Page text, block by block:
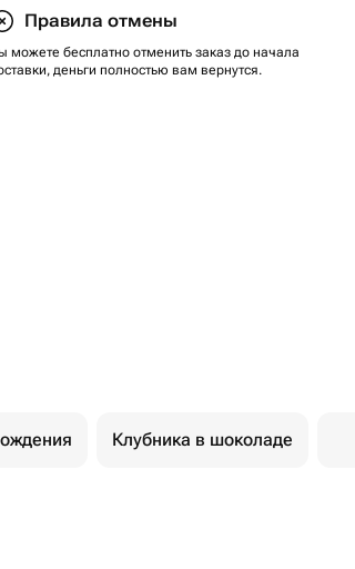
Правила отмены
можете бесплатно отменить заказ до начала
деньги полностью вам вернутся.
Клубника в шоколаде